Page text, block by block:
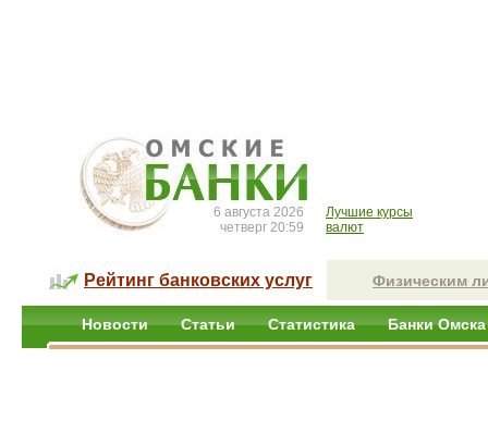
6 августа 2026
четверг 20:59
Лучшие курсы
валют
Рейтинг банковских услуг Физическим
Новости Статьи Статистика Банки Омска